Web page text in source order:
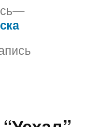
Следующая